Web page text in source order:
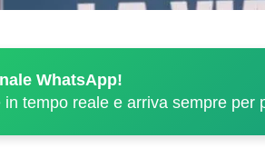
WhatsApp!
in tempo reale e arriva sempre per